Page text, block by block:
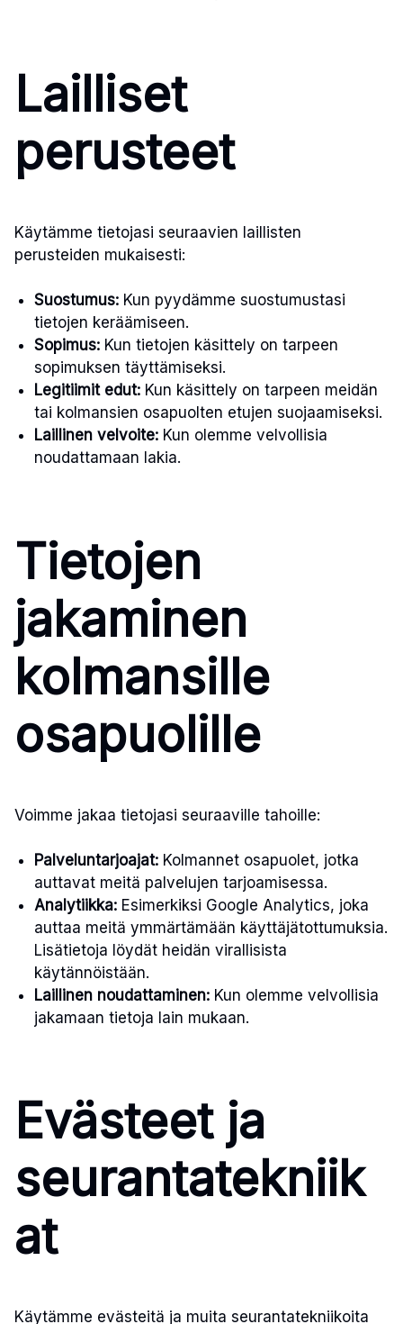
Lailliset
perusteet
Käytämme tietojasi seuraavien laillisten
perusteiden mukaisesti:
Suostumus: Kun pyydämme suostumustasi
tietojen keräämiseen.
Sopimus: Kun tietojen käsittely on tarpeen
sopimuksen täyttämiseksi.
Legitiimit edut: Kun käsittely on tarpeen meidän
tai kolmansien osapuolten etujen suojaamiseksi.
Laillinen velvoite: Kun olemme velvollisia
noudattamaan lakia.
Tietojen
jakaminen
kolmansille
osapuolille
Voimme jakaa tietojasi seuraaville tahoille:
Palveluntarjoajat: Kolmannet osapuolet, jotka
auttavat meitä palvelujen tarjoamisessa.
Analytiikka: Esimerkiksi Google Analytics, joka
auttaa meitä ymmärtämään käyttäjätottumuksia.
Lisätietoja löydät heidän virallisista
käytännöistään.
Laillinen noudattaminen: Kun olemme velvollisia
jakamaan tietoja lain mukaan.
Evästeet ja
seurantatekniik
at
Käytämme evästeitä ja muita seurantatekniikoita